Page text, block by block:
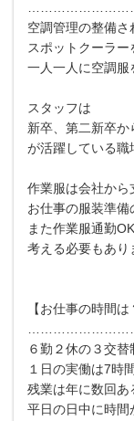
空調管理の整備さ
スポットクーラー
一人一人に空調服
スタッフは
新卒、第二新卒
が活躍している職
作業服は会社から
お仕事の服装準備
また作業服通勤
考える必要もあり
【お仕事の時間は
６勤２休の３交替
１日の実働は7時
残業は年に数回あ
平日の日中に時間